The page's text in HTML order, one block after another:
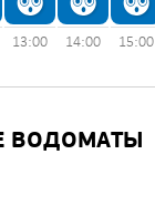
13:00 14:00 15:00
ВОДОМАТЫ